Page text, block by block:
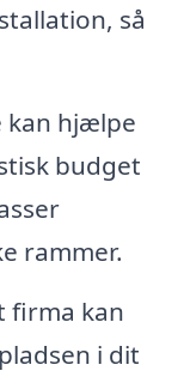
så
kan hjælpe
budget
rammer.
firma kan
i dit